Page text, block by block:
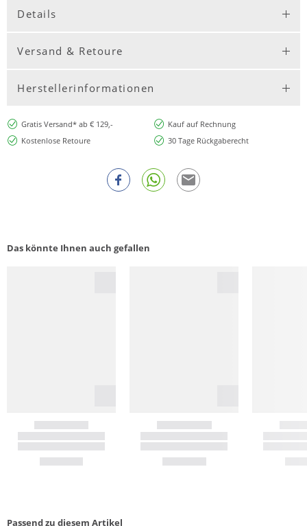
Details
Versand & Retoure
Herstellerinformationen
Gratis Versand* ab € 129,-
Kauf auf Rechnung
Kostenlose Retoure
30 Tage Rückgaberecht
Das könnte Ihnen auch gefallen
Passend zu diesem Artikel